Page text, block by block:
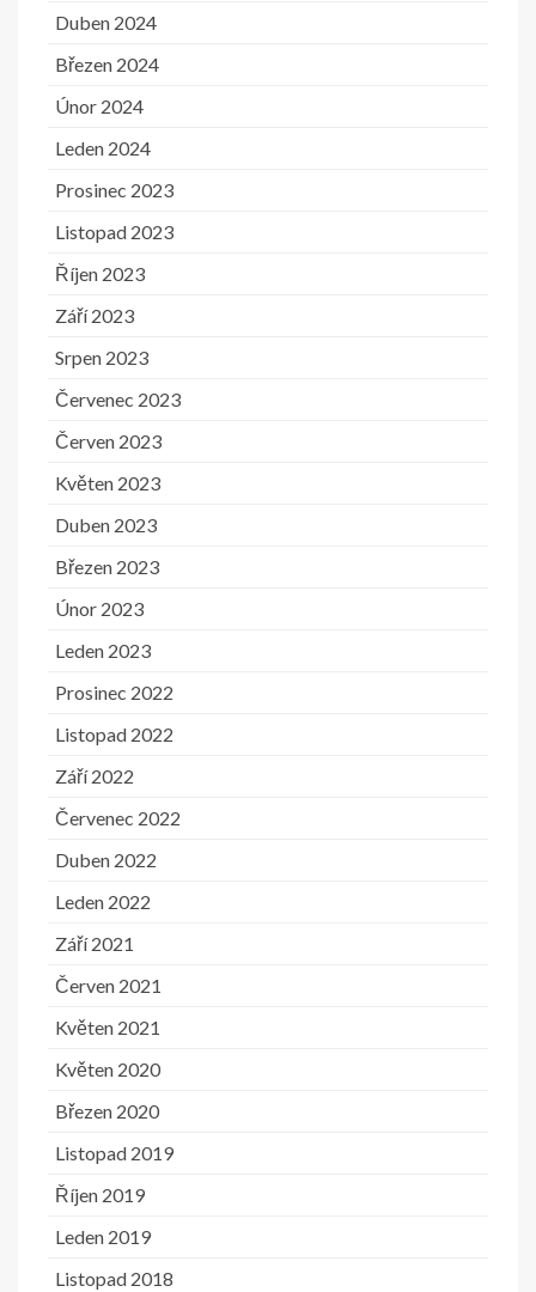
Duben 2024
Březen 2024
Únor 2024
Leden 2024
Prosinec 2023
Listopad 2023
Říjen 2023
Září 2023
Srpen 2023
Červenec 2023
Červen 2023
Květen 2023
Duben 2023
Březen 2023
Únor 2023
Leden 2023
Prosinec 2022
Listopad 2022
Září 2022
Červenec 2022
Duben 2022
Leden 2022
Září 2021
Červen 2021
Květen 2021
Květen 2020
Březen 2020
Listopad 2019
Říjen 2019
Leden 2019
Listopad 2018